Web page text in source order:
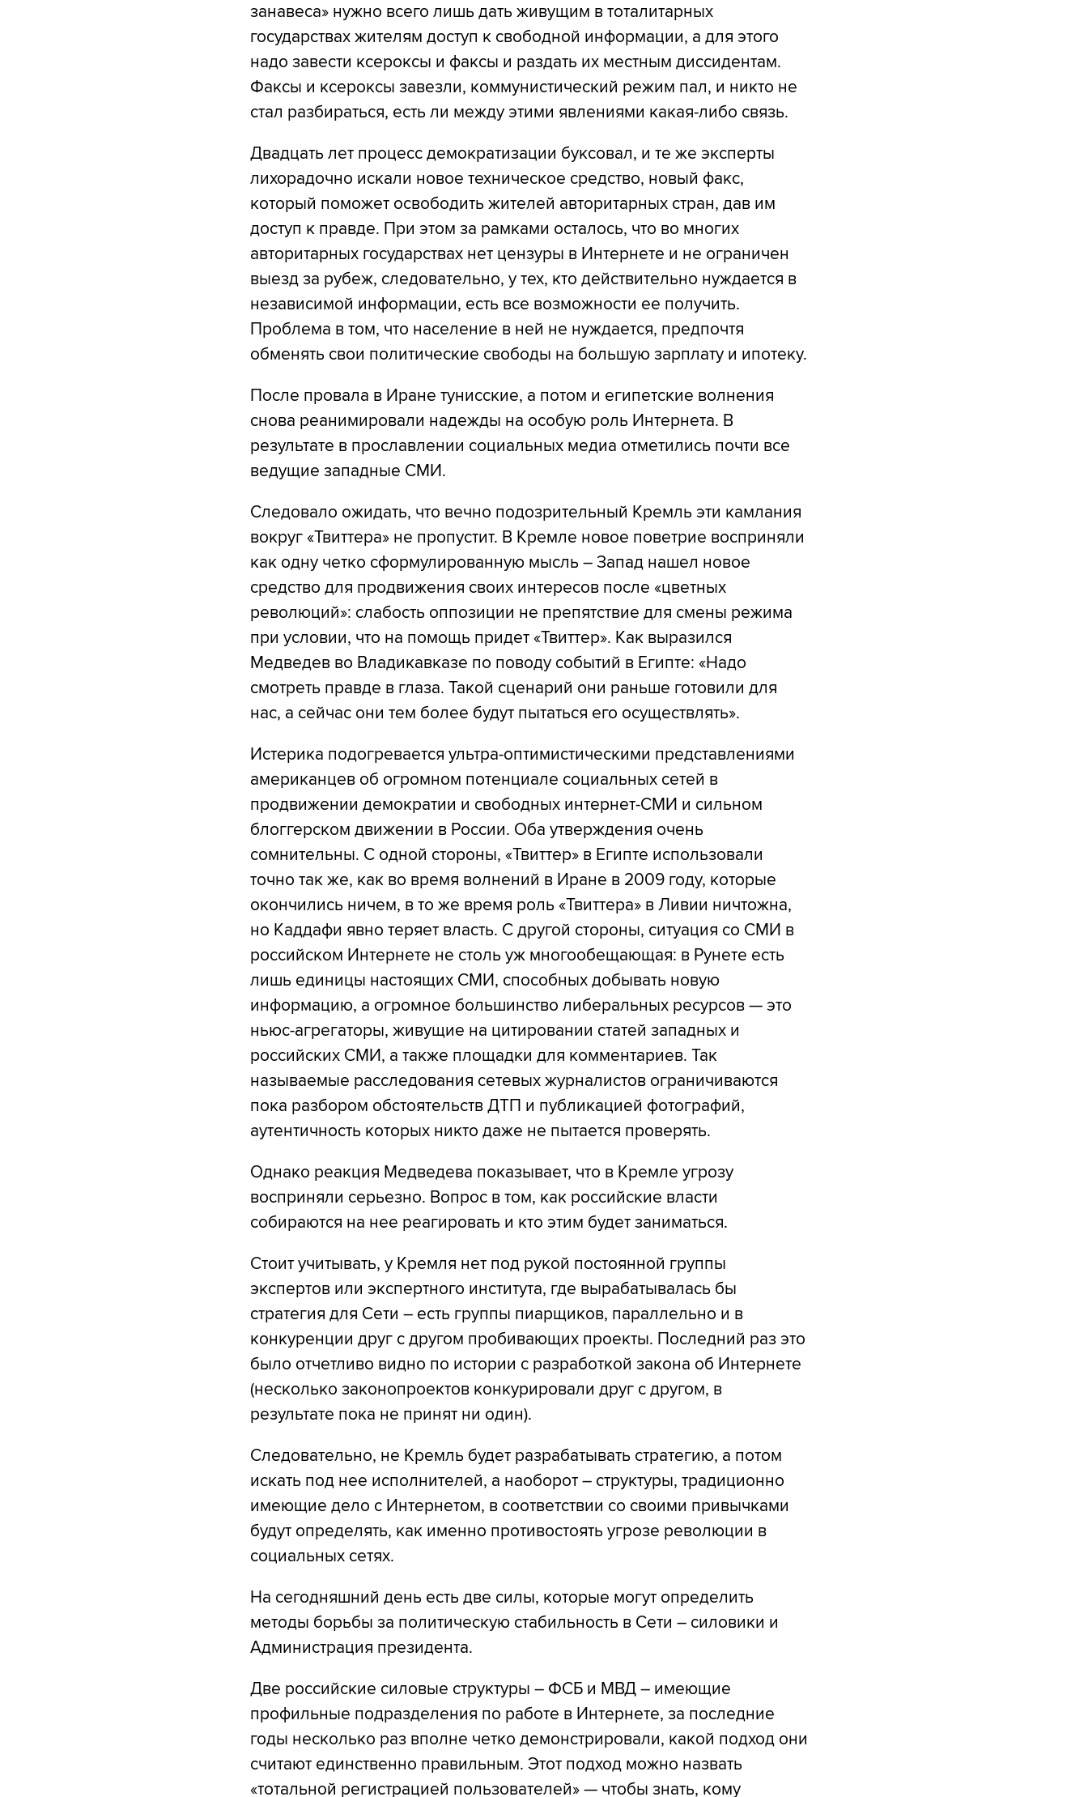
занавеса» нужно всего лишь дать живущим в тоталитарных
государствах жителям доступ к свободной информации, а для этого
надо завести ксероксы и факсы и раздать их местным диссидентам.
Факсы и ксероксы завезли, коммунистический режим пал, и никто не
стал разбираться, есть ли между этими явлениями какая-либо связь.
Двадцать лет процесс демократизации буксовал, и те же эксперты
лихорадочно искали новое техническое средство, новый факс,
который поможет освободить жителей авторитарных стран, дав им
доступ к правде. При этом за рамками осталось, что во многих
авторитарных государствах нет цензуры в Интернете и не ограничен
выезд за рубеж, следовательно, у тех, кто действительно нуждается в
независимой информации, есть все возможности ее получить.
Проблема в том, что население в ней не нуждается, предпочтя
обменять свои политические свободы на большую зарплату и ипотеку.
После провала в Иране тунисские, а потом и египетские волнения
снова реанимировали надежды на особую роль Интернета. В
результате в прославлении социальных медиа отметились почти все
ведущие западные СМИ.
Следовало ожидать, что вечно подозрительный Кремль эти камлания
вокруг «Твиттера» не пропустит. В Кремле новое поветрие восприняли
как одну четко сформулированную мысль ― Запад нашел новое
средство для продвижения своих интересов после «цветных
революций»: слабость оппозиции не препятствие для смены режима
при условии, что на помощь придет «Твиттер». Как выразился
Медведев во Владикавказе по поводу событий в Египте: «Надо
смотреть правде в глаза. Такой сценарий они раньше готовили для
нас, а сейчас они тем более будут пытаться его осуществлять».
Истерика подогревается ультра-оптимистическими представлениями
американцев об огромном потенциале социальных сетей в
продвижении демократии и свободных интернет-СМИ и сильном
блоггерском движении в России. Оба утверждения очень
сомнительны. С одной стороны, «Твиттер» в Египте использовали
точно так же, как во время волнений в Иране в 2009 году, которые
окончились ничем, в то же время роль «Твиттера» в Ливии ничтожна,
но Каддафи явно теряет власть. С другой стороны, ситуация со СМИ в
российском Интернете не столь уж многообещающая: в Рунете есть
лишь единицы настоящих СМИ, способных добывать новую
информацию, а огромное большинство либеральных ресурсов — это
ньюс-агрегаторы, живущие на цитировании статей западных и
российских СМИ, а также площадки для комментариев. Так
называемые расследования сетевых журналистов ограничиваются
пока разбором обстоятельств ДТП и публикацией фотографий,
аутентичность которых никто даже не пытается проверять.
Однако реакция Медведева показывает, что в Кремле угрозу
восприняли серьезно. Вопрос в том, как российские власти
собираются на нее реагировать и кто этим будет заниматься.
Стоит учитывать, у Кремля нет под рукой постоянной группы
экспертов или экспертного института, где вырабатывалась бы
стратегия для Сети ― есть группы пиарщиков, параллельно и в
конкуренции друг с другом пробивающих проекты. Последний раз это
было отчетливо видно по истории с разработкой закона об Интернете
(несколько законопроектов конкурировали друг с другом, в
результате пока не принят ни один).
Следовательно, не Кремль будет разрабатывать стратегию, а потом
искать под нее исполнителей, а наоборот ― структуры, традиционно
имеющие дело с Интернетом, в соответствии со своими привычками
будут определять, как именно противостоять угрозе революции в
социальных сетях.
На сегодняшний день есть две силы, которые могут определить
методы борьбы за политическую стабильность в Сети ― силовики и
Администрация президента.
Две российские силовые структуры ― ФСБ и МВД ― имеющие
профильные подразделения по работе в Интернете, за последние
годы несколько раз вполне четко демонстрировали, какой подход они
считают единственно правильным. Этот подход можно назвать
«тотальной регистрацией пользователей» — чтобы знать, кому